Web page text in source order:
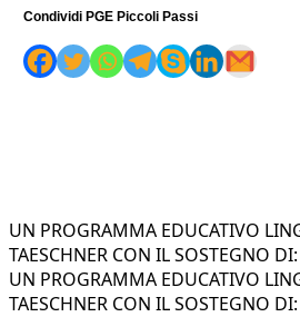
Condividi PGE Piccoli Passi
UN PROGRAMMA EDUCATIVO
TAESCHNER CON IL SOSTEGNO DI:
UN PROGRAMMA EDUCATIVO
TAESCHNER CON IL SOSTEGNO DI: